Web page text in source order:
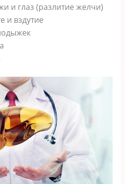
и глаз (разлитие желчи)
и вздутие